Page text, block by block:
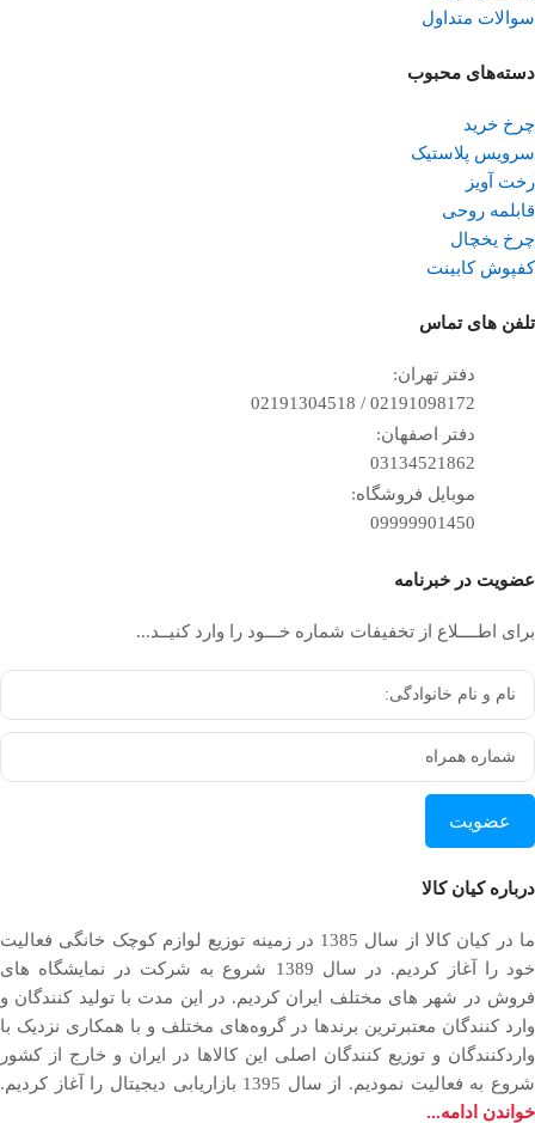
سوالات متداول
دسته‌های محبوب
چرخ خرید
سرویس پلاستیک
رخت آویز
قابلمه روحی
چرخ یخچال
کفپوش کابینت
تلفن ‌های تماس
دفتر تهران:
02191098172 / 02191304518
دفتر اصفهان:
03134521862
موبایل فروشگاه:
09999901450
عضویت در خبرنامه
برای اطــــلاع از تخفیفات شماره خـــود را وارد کنیــد...
عضویت
درباره کیان کالا
ما در کیان کالا از سال 1385 در زمینه توزیع لوازم کوچک خانگی فعالیت
خود را آغاز کردیم. در سال 1389 شروع به شرکت در نمایشگاه های
فروش در شهر های مختلف ایران کردیم. در اين مدت با توليد كنندگان و
وارد كنندگان معتبرترین برندها در گروه‌‏های مختلف و با همکاری نزدیک با
وارد‏کنندگان و توزیع‏ کنندگان اصلی این کالاها در ایران و خارج از کشور
شروع به فعاليت نمودیم. از سال 1395 بازاریابی دیجیتال را آغاز کردیم.
خواندن ادامه...